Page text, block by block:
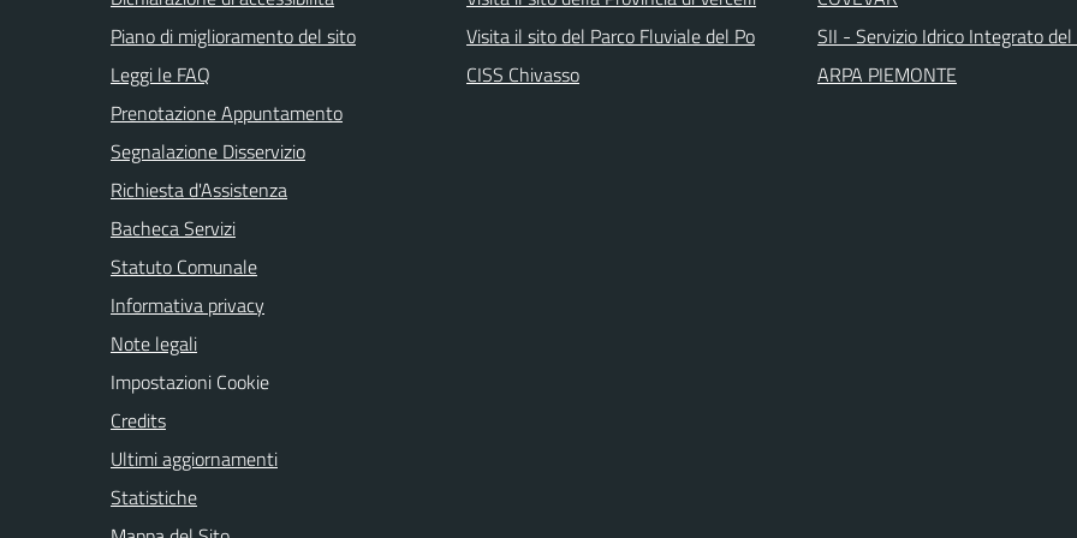
Piano di miglioramento del sito
Leggi le FAQ
Prenotazione Appuntamento
Segnalazione Disservizio
Richiesta d'Assistenza
Bacheca Servizi
Statuto Comunale
Informativa privacy
Note legali
Impostazioni Cookie
Credits
Ultimi aggiornamenti
Statistiche
Visita il sito del Parco Fluviale del Po
CISS Chivasso
SII - Servizio Idrico Integrato del
ARPA PIEMONTE